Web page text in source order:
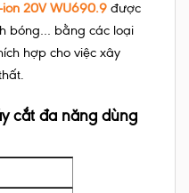
20V WU690.9 được
bóng… bằng các loại
hợp cho việc xây
cắt đa năng dùng